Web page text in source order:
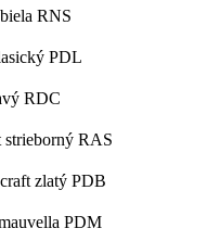
RNS
PDL
RDC
strieborný RAS
zlatý PDB
PDM